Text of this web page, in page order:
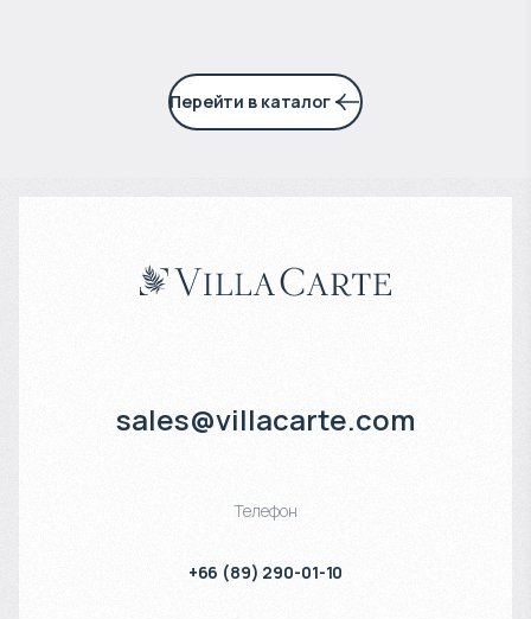
Перейти в каталог
sales@villacarte.com
Телефон
+66 (89) 290-01-10